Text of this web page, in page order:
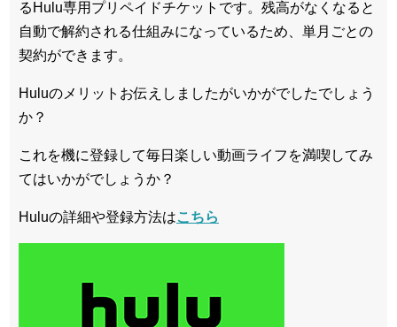
るHulu専用プリペイドチケットです。残高がなくなると
自動で解約される仕組みになっているため、単月ごとの
契約ができます。
Huluのメリットお伝えしましたがいかがでしたでしょう
か？
これを機に登録して毎日楽しい動画ライフを満喫してみ
てはいかがでしょうか？
Huluの詳細や登録方法はこちら